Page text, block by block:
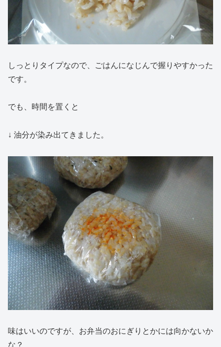
しっとりタイプなので、ごはんになじんで握りやすかった
です。
でも、時間を置くと
↓ 油分が染み出てきました。
味はいいのですが、お弁当のおにぎりとかには向かないか
な？